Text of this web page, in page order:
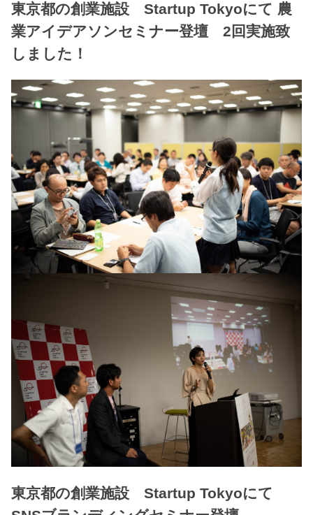
東京都の創業施設 Startup Tokyoにて 農
業アイデアソンセミナー登壇 2回実施致
しました！
東京都の創業施設 Startup Tokyoにて